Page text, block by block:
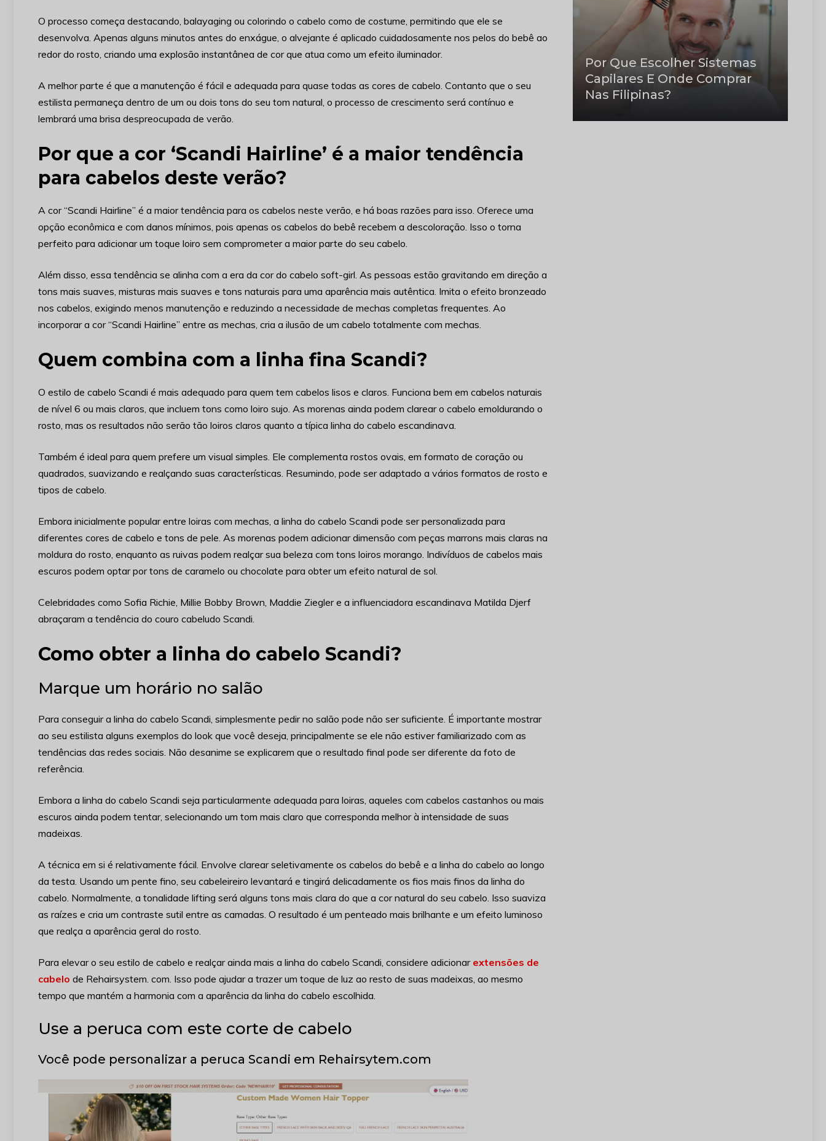
O processo começa destacando, balayaging ou colorindo o cabelo como de costume, permitindo que ele se
desenvolva. Apenas alguns minutos antes do enxágue, o alvejante é aplicado cuidadosamente nos pelos do bebê ao
redor do rosto, criando uma explosão instantânea de cor que atua como um efeito iluminador.
A melhor parte é que a manutenção é fácil e adequada para quase todas as cores de cabelo. Contanto que o seu
estilista permaneça dentro de um ou dois tons do seu tom natural, o processo de crescimento será contínuo e
lembrará uma brisa despreocupada de verão.
Por que a cor ‘Scandi Hairline’ é a maior tendência
para cabelos deste verão?
A cor “Scandi Hairline” é a maior tendência para os cabelos neste verão, e há boas razões para isso. Oferece uma
opção econômica e com danos mínimos, pois apenas os cabelos do bebê recebem a descoloração. Isso o torna
perfeito para adicionar um toque loiro sem comprometer a maior parte do seu cabelo.
Além disso, essa tendência se alinha com a era da cor do cabelo soft-girl. As pessoas estão gravitando em direção a
tons mais suaves, misturas mais suaves e tons naturais para uma aparência mais autêntica. Imita o efeito bronzeado
nos cabelos, exigindo menos manutenção e reduzindo a necessidade de mechas completas frequentes. Ao
incorporar a cor “Scandi Hairline” entre as mechas, cria a ilusão de um cabelo totalmente com mechas.
Quem combina com a linha fina Scandi?
O estilo de cabelo Scandi é mais adequado para quem tem cabelos lisos e claros. Funciona bem em cabelos naturais
de nível 6 ou mais claros, que incluem tons como loiro sujo. As morenas ainda podem clarear o cabelo emoldurando o
rosto, mas os resultados não serão tão loiros claros quanto a típica linha do cabelo escandinava.
Também é ideal para quem prefere um visual simples. Ele complementa rostos ovais, em formato de coração ou
quadrados, suavizando e realçando suas características. Resumindo, pode ser adaptado a vários formatos de rosto e
tipos de cabelo.
Embora inicialmente popular entre loiras com mechas, a linha do cabelo Scandi pode ser personalizada para
diferentes cores de cabelo e tons de pele. As morenas podem adicionar dimensão com peças marrons mais claras na
moldura do rosto, enquanto as ruivas podem realçar sua beleza com tons loiros morango. Indivíduos de cabelos mais
escuros podem optar por tons de caramelo ou chocolate para obter um efeito natural de sol.
Celebridades como Sofia Richie, Millie Bobby Brown, Maddie Ziegler e a influenciadora escandinava Matilda Djerf
abraçaram a tendência do couro cabeludo Scandi.
Como obter a linha do cabelo Scandi?
Marque um horário no salão
Para conseguir a linha do cabelo Scandi, simplesmente pedir no salão pode não ser suficiente. É importante mostrar
ao seu estilista alguns exemplos do look que você deseja, principalmente se ele não estiver familiarizado com as
tendências das redes sociais. Não desanime se explicarem que o resultado final pode ser diferente da foto de
referência.
Embora a linha do cabelo Scandi seja particularmente adequada para loiras, aqueles com cabelos castanhos ou mais
escuros ainda podem tentar, selecionando um tom mais claro que corresponda melhor à intensidade de suas
madeixas.
A técnica em si é relativamente fácil. Envolve clarear seletivamente os cabelos do bebê e a linha do cabelo ao longo
da testa. Usando um pente fino, seu cabeleireiro levantará e tingirá delicadamente os fios mais finos da linha do
cabelo. Normalmente, a tonalidade lifting será alguns tons mais clara do que a cor natural do seu cabelo. Isso suaviza
as raízes e cria um contraste sutil entre as camadas. O resultado é um penteado mais brilhante e um efeito luminoso
que realça a aparência geral do rosto.
Para elevar o seu estilo de cabelo e realçar ainda mais a linha do cabelo Scandi, considere adicionar extensões de
cabelo de Rehairsystem. com. Isso pode ajudar a trazer um toque de luz ao resto de suas madeixas, ao mesmo
tempo que mantém a harmonia com a aparência da linha do cabelo escolhida.
Use a peruca com este corte de cabelo
Você pode personalizar a peruca Scandi em Rehairsytem.com
Por Que Escolher Sistemas
Capilares E Onde Comprar
Nas Filipinas?